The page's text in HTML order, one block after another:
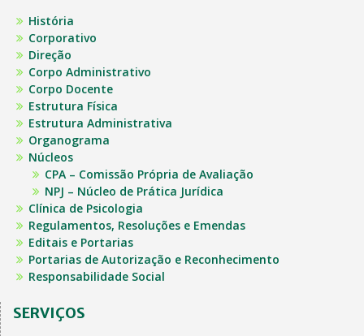
História
Corporativo
Direção
Corpo Administrativo
Corpo Docente
Estrutura Física
Estrutura Administrativa
Organograma
Núcleos
CPA – Comissão Própria de Avaliação
NPJ – Núcleo de Prática Jurídica
Clínica de Psicologia
Regulamentos, Resoluções e Emendas
Editais e Portarias
Portarias de Autorização e Reconhecimento
Responsabilidade Social
SERVIÇOS